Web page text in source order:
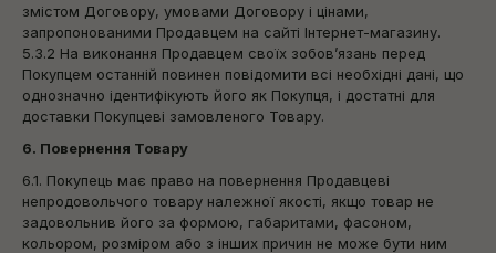
змістом Договору, умовами Договору і цінами,
запропонованими Продавцем на сайті Інтернет-магазину.
5.3.2 На виконання Продавцем своїх зобов’язань перед
Покупцем останній повинен повідомити всі необхідні дані, що
однозначно ідентифікують його як Покупця, і достатні для
доставки Покупцеві замовленого Товару.
6. Повернення Товару
6.1. Покупець має право на повернення Продавцеві
непродовольчого товару належної якості, якщо товар не
задовольнив його за формою, габаритами, фасоном,
кольором, розміром або з інших причин не може бути ним